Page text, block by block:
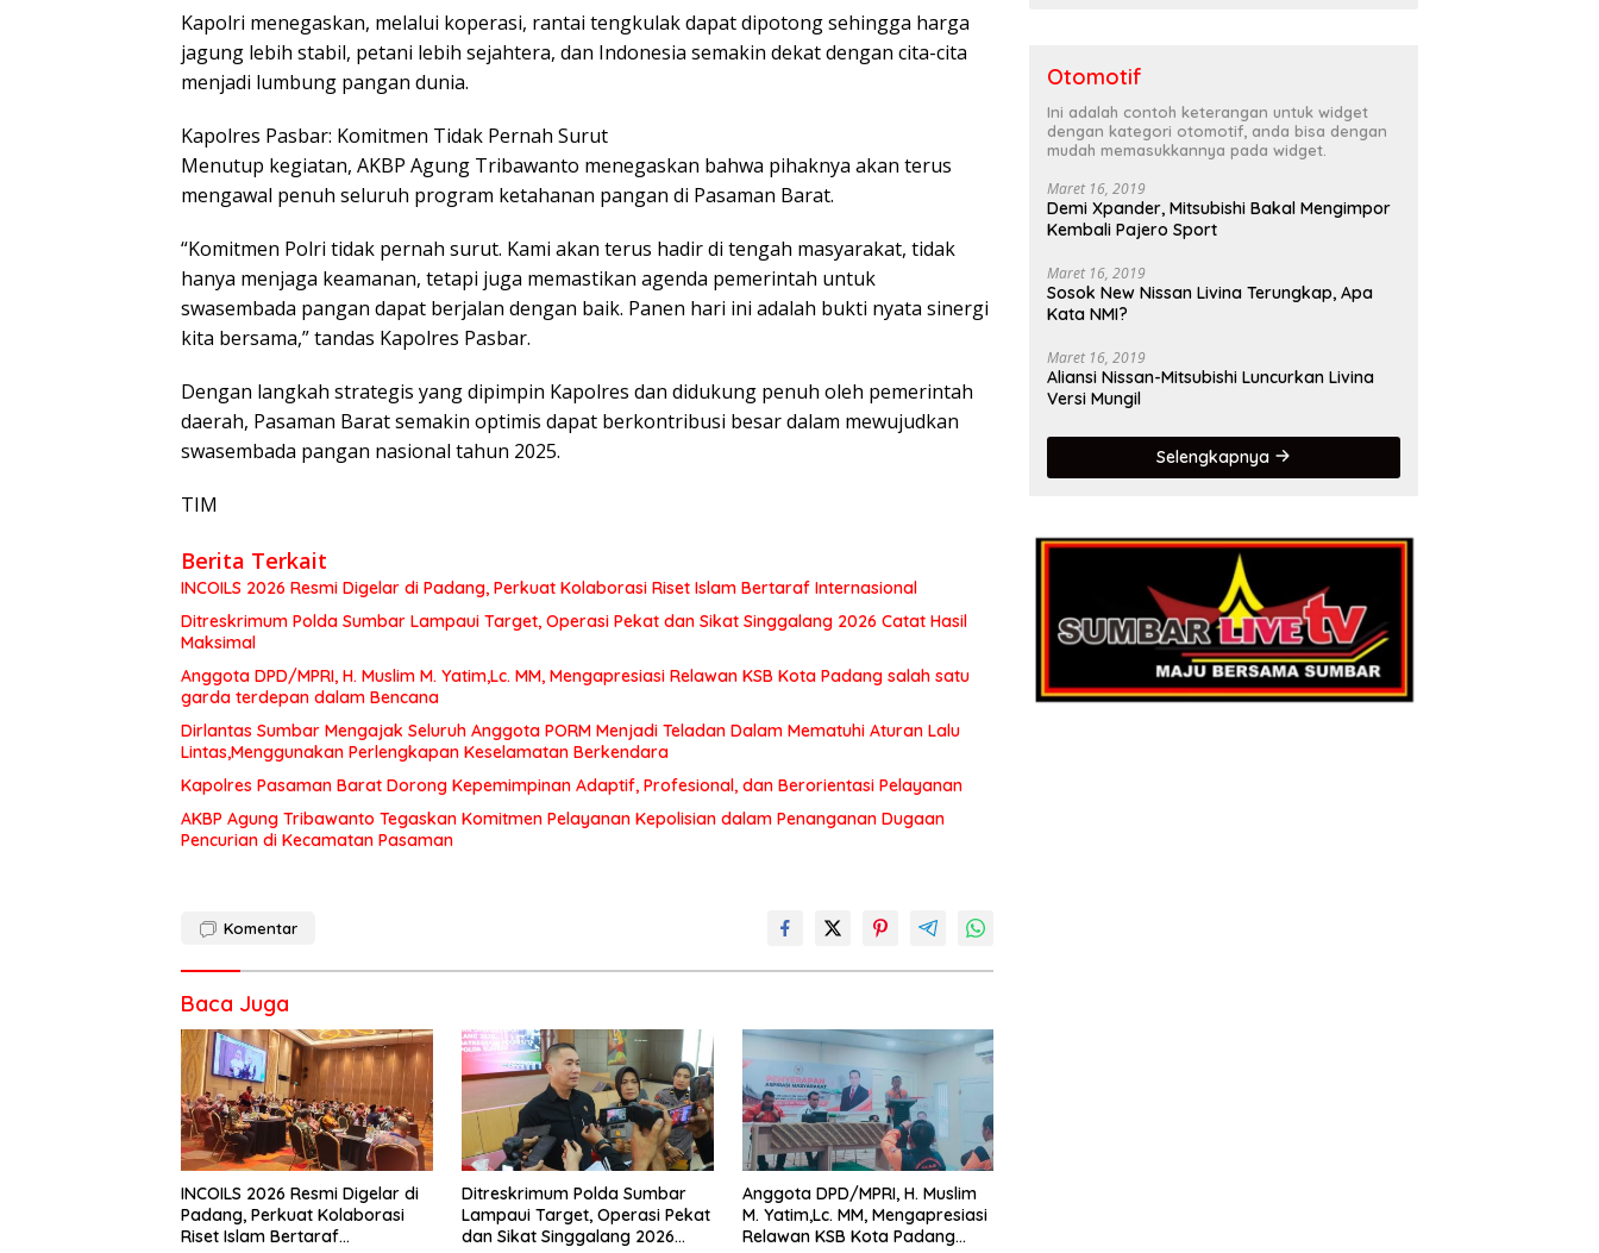
Kapolri menegaskan, melalui koperasi, rantai tengkulak dapat dipotong sehingga harga
jagung lebih stabil, petani lebih sejahtera, dan Indonesia semakin dekat dengan cita-cita
menjadi lumbung pangan dunia.
Kapolres Pasbar: Komitmen Tidak Pernah Surut
Menutup kegiatan, AKBP Agung Tribawanto menegaskan bahwa pihaknya akan terus
mengawal penuh seluruh program ketahanan pangan di Pasaman Barat.
“Komitmen Polri tidak pernah surut. Kami akan terus hadir di tengah masyarakat, tidak
hanya menjaga keamanan, tetapi juga memastikan agenda pemerintah untuk
swasembada pangan dapat berjalan dengan baik. Panen hari ini adalah bukti nyata sinergi
kita bersama,” tandas Kapolres Pasbar.
Dengan langkah strategis yang dipimpin Kapolres dan didukung penuh oleh pemerintah
daerah, Pasaman Barat semakin optimis dapat berkontribusi besar dalam mewujudkan
swasembada pangan nasional tahun 2025.
TIM
Berita Terkait
INCOILS 2026 Resmi Digelar di Padang, Perkuat Kolaborasi Riset Islam Bertaraf Internasional
Ditreskrimum Polda Sumbar Lampaui Target, Operasi Pekat dan Sikat Singgalang 2026 Catat Hasil
Maksimal
Anggota DPD/MPRI, H. Muslim M. Yatim,Lc. MM, Mengapresiasi Relawan KSB Kota Padang salah satu
garda terdepan dalam Bencana
Dirlantas Sumbar Mengajak Seluruh Anggota PORM Menjadi Teladan Dalam Mematuhi Aturan Lalu
Lintas,Menggunakan Perlengkapan Keselamatan Berkendara
Kapolres Pasaman Barat Dorong Kepemimpinan Adaptif, Profesional, dan Berorientasi Pelayanan
AKBP Agung Tribawanto Tegaskan Komitmen Pelayanan Kepolisian dalam Penanganan Dugaan
Pencurian di Kecamatan Pasaman
Komentar
Baca Juga
INCOILS 2026 Resmi Digelar di
Padang, Perkuat Kolaborasi
Riset Islam Bertaraf
Ditreskrimum Polda Sumbar
Lampaui Target, Operasi Pekat
dan Sikat Singgalang 2026
Anggota DPD/MPRI, H. Muslim
M. Yatim,Lc. MM, Mengapresiasi
Relawan KSB Kota Padang
Otomotif
Ini adalah contoh keterangan untuk widget
dengan kategori otomotif, anda bisa dengan
mudah memasukkannya pada widget.
Maret 16, 2019
Demi Xpander, Mitsubishi Bakal Mengimpor
Kembali Pajero Sport
Maret 16, 2019
Sosok New Nissan Livina Terungkap, Apa
Kata NMI?
Maret 16, 2019
Aliansi Nissan-Mitsubishi Luncurkan Livina
Versi Mungil
Selengkapnya